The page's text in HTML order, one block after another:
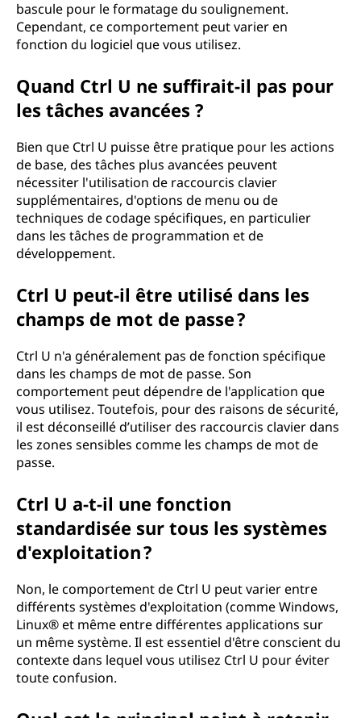
bascule pour le formatage du soulignement.
Cependant, ce comportement peut varier en
fonction du logiciel que vous utilisez.
Quand Ctrl U ne suffirait-il pas pour
les tâches avancées ?
Bien que Ctrl U puisse être pratique pour les actions
de base, des tâches plus avancées peuvent
nécessiter l'utilisation de raccourcis clavier
supplémentaires, d'options de menu ou de
techniques de codage spécifiques, en particulier
dans les tâches de programmation et de
développement.
Ctrl U peut-il être utilisé dans les
champs de mot de passe ?
Ctrl U n'a généralement pas de fonction spécifique
dans les champs de mot de passe. Son
comportement peut dépendre de l'application que
vous utilisez. Toutefois, pour des raisons de sécurité,
il est déconseillé d’utiliser des raccourcis clavier dans
les zones sensibles comme les champs de mot de
passe.
Ctrl U a-t-il une fonction
standardisée sur tous les systèmes
d'exploitation ?
Non, le comportement de Ctrl U peut varier entre
différents systèmes d'exploitation (comme Windows,
Linux® et même entre différentes applications sur
un même système. Il est essentiel d'être conscient du
contexte dans lequel vous utilisez Ctrl U pour éviter
toute confusion.